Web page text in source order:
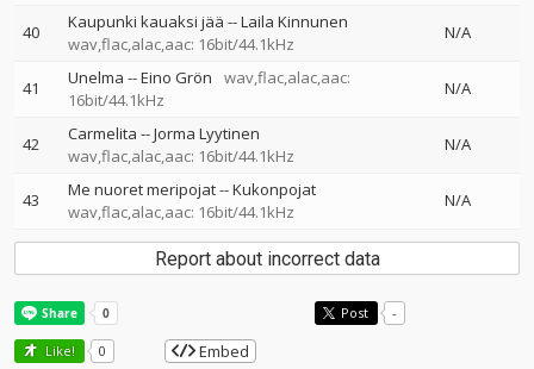
40 Kaupunki kauaksi jää --Laila Kinnunen
wav,flac,alac,aac: 16bit/44.1kHz
N/A
41 Unelma --Eino Grön
wav,flac,alac,aac:
16bit/44.1kHz
N/A
42 Carmelita --Jorma Lyytinen
wav,flac,alac,aac: 16bit/44.1kHz
N/A
43 Me nuoret meripojat--Kukonpojat
wav,flac,alac,aac: 16bit/44.1kHz
N/A
Report about incorrect data
Post -
Like! 0 Embed